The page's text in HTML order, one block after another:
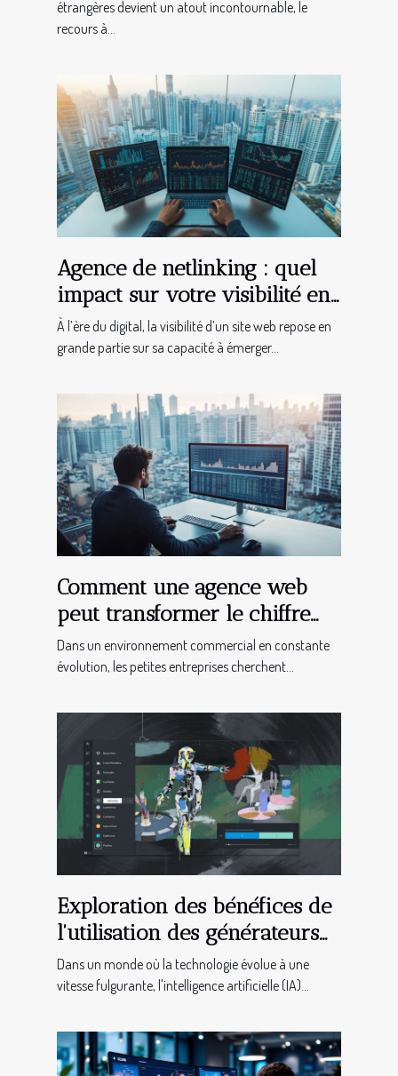
étrangères devient un atout incontournable, le
recours à...
Agence de netlinking : quel
impact sur votre visibilité en
ligne ?
À l’ère du digital, la visibilité d’un site web repose en
grande partie sur sa capacité à émerger...
Comment une agence web
peut transformer le chiffre
d'affaires des TPE
Dans un environnement commercial en constante
évolution, les petites entreprises cherchent...
Exploration des bénéfices de
l'utilisation des générateurs
d'images IA pour les
professionnels créatifs
Dans un monde où la technologie évolue à une
vitesse fulgurante, l'intelligence artificielle (IA)...